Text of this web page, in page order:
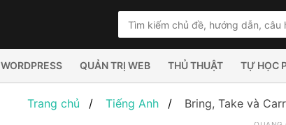
WORDPRESS QUẢN TRỊ WEB THỦ THUẬT TỰ HỌC
Trang chủ Tiếng Anh Bring, Take và